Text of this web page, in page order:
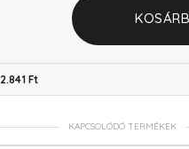
2.841 Ft
KAPCSOLÓDÓ TERMÉKEK